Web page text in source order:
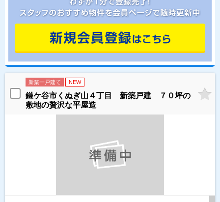
新築一戸建て NEW
鎌ケ谷市くぬぎ山４丁目 新築戸建 ７０坪の
敷地の贅沢な平屋造